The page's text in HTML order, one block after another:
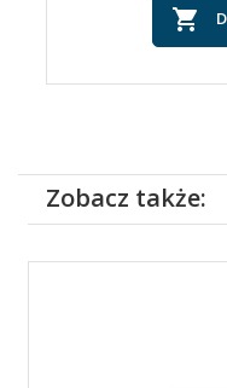

Zobacz także: